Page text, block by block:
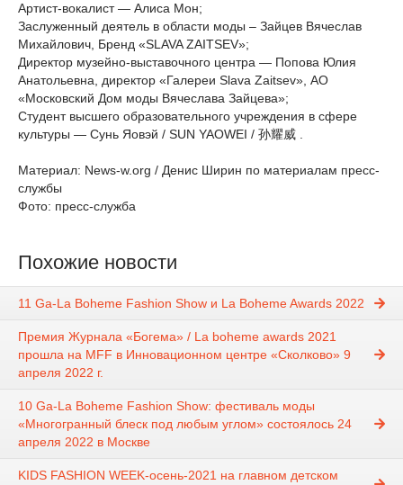
Артист-вокалист — Алиса Мон;
Заслуженный деятель в области моды – Зайцев Вячеслав
Михайлович, Бренд «SLAVA ZAITSEV»;
Директор музейно-выставочного центра — Попова Юлия
Анатольевна, директор «Галереи Slava Zaitsev», АО
«Московский Дом моды Вячеслава Зайцева»;
Студент высшего образовательного учреждения в сфере
культуры — Сунь Яовэй / SUN YAOWEI / 孙耀威 .
Материал: News-w.org / Денис Ширин по материалам пресс-
службы
Фото: пресс-служба
Похожие новости
11 Ga-La Boheme Fashion Show и La Boheme Awards 2022
Премия Журнала «Богема» / La boheme awards 2021
прошла на MFF в Инновационном центре «Сколково» 9
апреля 2022 г.
10 Ga-La Boheme Fashion Show: фестиваль моды
«Многогранный блеск под любым углом» состоялось 24
апреля 2022 в Москве
KIDS FASHION WEEK-осень-2021 на главном детском